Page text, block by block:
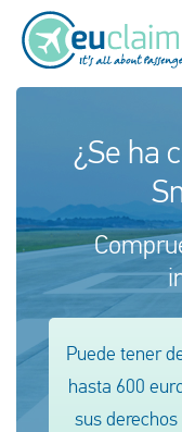
Vuelo cancelado
Conexión perdida
Nuestro servicio
¿Se ha
Puede tener
hasta 600
sus